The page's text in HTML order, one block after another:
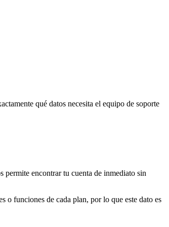
qué datos necesita el equipo de soporte
encontrar tu cuenta de inmediato sin
o funciones de cada plan, por lo que este dato es